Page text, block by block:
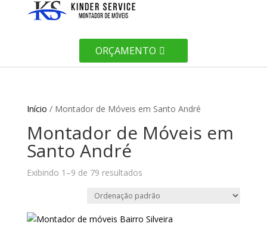
ORÇAMENTO
Início / Montador de Móveis em Santo André
Montador de Móveis em
Santo André
Exibindo 1–9 de 79 resultados